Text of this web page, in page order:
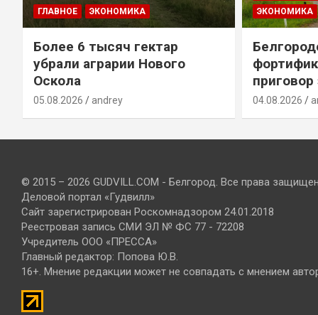
ГЛАВНОЕ ЭКОНОМИКА
Более 6 тысяч гектар
убрали аграрии Нового
Оскола
05.08.2026 andrey
ЭКОНОМИКА
04.08.2026
© 2015 – 2026 GUDVILL.COM - Белгород. Все права
Деловой портал «Гудвилл»
Сайт зарегистрирован Роскомнадзором 24.01.2018
Реестровая запись СМИ ЭЛ № ФС 77 - 72208
Учредитель ООО «ПРЕССА»
Главный редактор: Попова Ю.В.
16+. Мнение редакции может не совпадать с мнением